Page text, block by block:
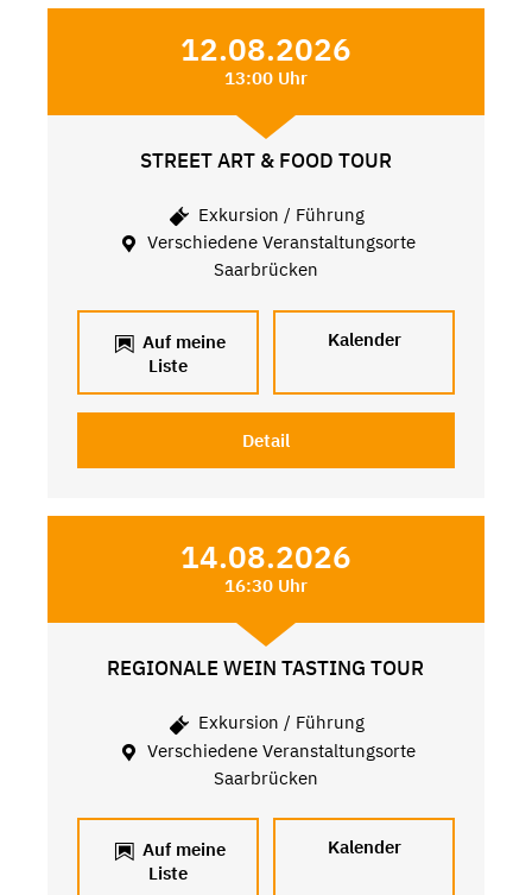
12.08.2026
13:00 Uhr
STREET ART & FOOD TOUR
Exkursion / Führung
Verschiedene Veranstaltungsorte
Saarbrücken
Auf meine
Liste
Kalender
Detail
14.08.2026
16:30 Uhr
REGIONALE WEIN TASTING TOUR
Exkursion / Führung
Verschiedene Veranstaltungsorte
Saarbrücken
Auf meine
Liste
Kalender